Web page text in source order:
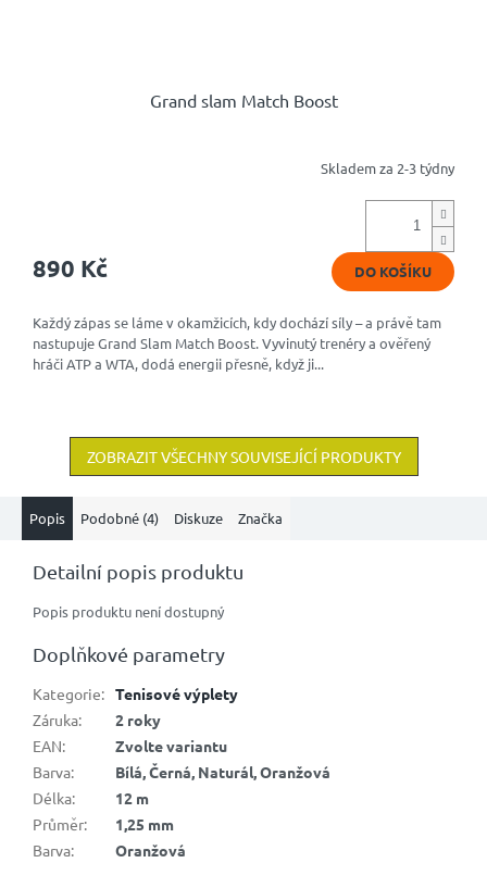
Grand slam Match Boost
z
hvězdiček.
Skladem za 2-3 týdny
890 Kč DO KOŠÍKU
Každý zápas se láme v okamžicích, kdy dochází síly – a právě tam
nastupuje Grand Slam Match Boost. Vyvinutý trenéry a ověřený
hráči ATP a WTA, dodá energii přesně, když ji...
ZOBRAZIT VŠECHNY SOUVISEJÍCÍ PRODUKTY
Popis Podobné (4) Diskuze Značka
Detailní popis produktu
Popis produktu není dostupný
Doplňkové parametry
Kategorie: Tenisové výplety
Záruka:
2 roky
EAN:
Zvolte variantu
Barva:
Bílá, Černá, Naturál, Oranžová
Délka:
12 m
Průměr:
1,25 mm
Barva: Oranžová